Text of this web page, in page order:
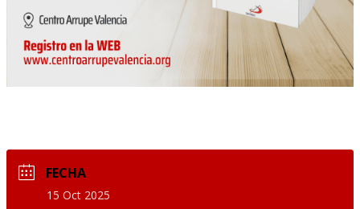
FECHA
15 Oct 2025